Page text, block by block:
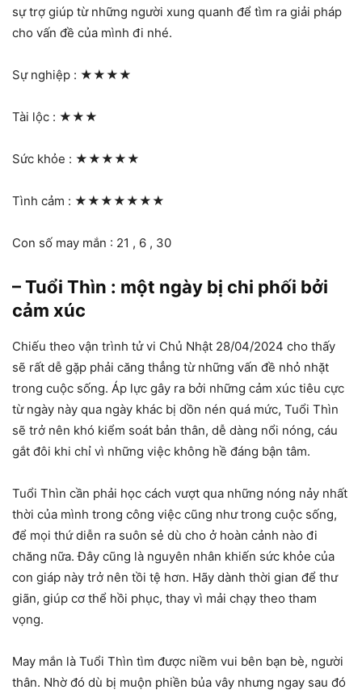
sự trợ giúp từ những người xung quanh để tìm ra giải pháp
cho vấn đề của mình đi nhé.
Sự nghiệp : ★★★★
Tài lộc : ★★★
Sức khỏe : ★★★★★
Tình cảm : ★★★★★★★
Con số may mắn : 21 , 6 , 30
– Tuổi Thìn : một ngày bị chi phối bởi
cảm xúc
Chiếu theo vận trình tử vi Chủ Nhật 28/04/2024 cho thấy
sẽ rất dễ gặp phải căng thẳng từ những vấn đề nhỏ nhặt
trong cuộc sống. Áp lực gây ra bởi những cảm xúc tiêu cực
từ ngày này qua ngày khác bị dồn nén quá mức, Tuổi Thìn
sẽ trở nên khó kiểm soát bản thân, dễ dàng nổi nóng, cáu
gắt đôi khi chỉ vì những việc không hề đáng bận tâm.
Tuổi Thìn cần phải học cách vượt qua những nóng nảy nhất
thời của mình trong công việc cũng như trong cuộc sống,
để mọi thứ diễn ra suôn sẻ dù cho ở hoàn cảnh nào đi
chăng nữa. Đây cũng là nguyên nhân khiến sức khỏe của
con giáp này trở nên tồi tệ hơn. Hãy dành thời gian để thư
giãn, giúp cơ thể hồi phục, thay vì mải chạy theo tham
vọng.
May mắn là Tuổi Thìn tìm được niềm vui bên bạn bè, người
thân. Nhờ đó dù bị muộn phiền bủa vây nhưng ngay sau đó